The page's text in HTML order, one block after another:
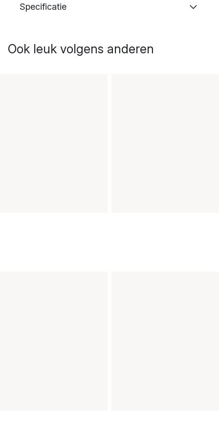
Specificatie
Ook leuk volgens anderen